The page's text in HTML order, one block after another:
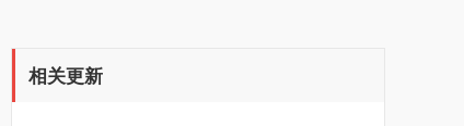
相关更新